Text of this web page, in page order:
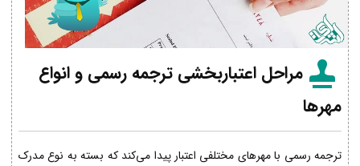
مراحل اعتباربخشی ترجمه رسمی و انواع
مهرها
ترجمه رسمی با مهرهای مختلفی اعتبار پیدا می‌کند که بسته به نوع مدرک